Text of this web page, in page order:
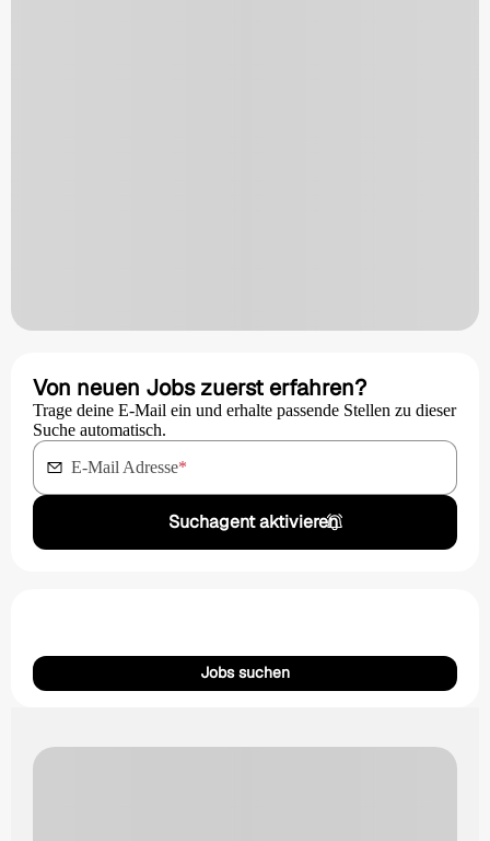
Von neuen Jobs zuerst erfahren?
Trage deine E-Mail ein und erhalte passende Stellen zu dieser
Suche automatisch.
E-Mail Adresse*
Suchagent aktivieren
Jobs suchen